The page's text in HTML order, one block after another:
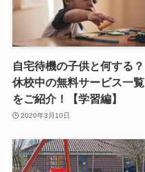
自宅待機の子供と何する？
休校中の無料サービス一覧
をご紹介！【学習編】
2020年3月10日